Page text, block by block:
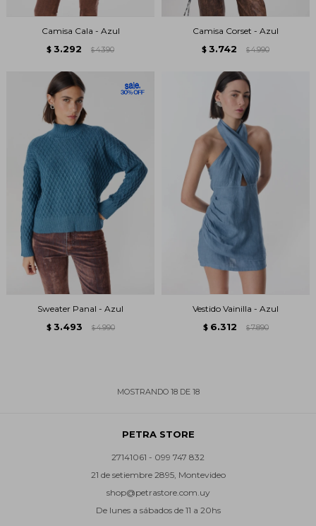
Camisa Cala - Azul
$ 3.292 $ 4.390
Camisa Corset - Azul
$ 3.742 $ 4.990
Sweater Panal - Azul
$ 3.493 $ 4.990
Vestido Vainilla - Azul
$ 6.312 $ 7.890
MOSTRANDO 18DE 18
PETRA STORE
27141061 - 099 747 832
21 de setiembre 2895, Montevideo
shop@petrastore.com.uy
De lunes a sábados de 11 a 20hs